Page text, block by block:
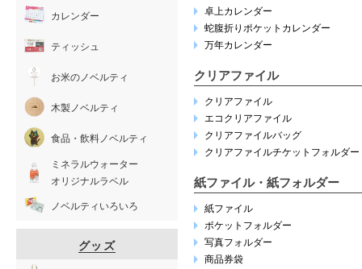
卓上カレンダー
蛇腹折りポケットカレンダー
万年カレンダー
クリアファイル
クリアファイル
エコクリアファイル
クリアファイルバッグ
クリアファイルチケットフォルダー
紙ファイル・紙フォルダー
紙ファイル
ポケットフォルダー
写真フォルダー
商品券袋
カレンダー
ティッシュ
お米のノベルティ
木製ノベルティ
食品・飲料ノベルティ
ミネラルウォーター
オリジナルラベル
ノベルティいろいろ
グッズ